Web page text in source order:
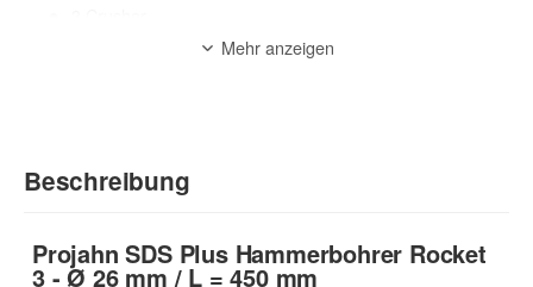
lange Lebensdauer
20% schnelleres Bohren
Anwendungsbereich:
Gasbetonzur Beschreibung
Mehr anzeigen
Beschreibung
Projahn SDS Plus Hammerbohrer Rocket
3 - Ø 26 mm / L = 450 mm